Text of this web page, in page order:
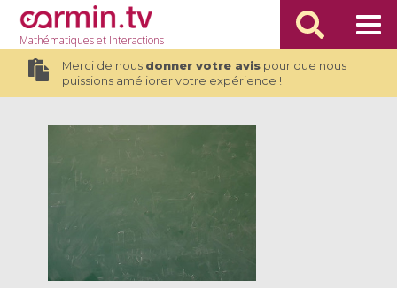
Mathématiqueset Interactions
Merci de nous donner votre avispour que nous
puissions améliorer votre expérience !